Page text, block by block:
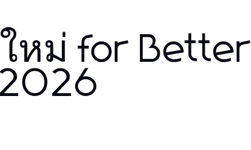
หม่ for Better